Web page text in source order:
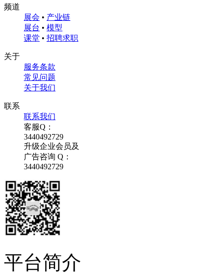
频道
展会 • 产业链
展台 • 模型
课堂 • 招聘求职
关于
服务条款
常见问题
关于我们
联系
联系我们
客服Q：
3440492729
升级企业会员及
广告咨询 Q：
3440492729
平台简介